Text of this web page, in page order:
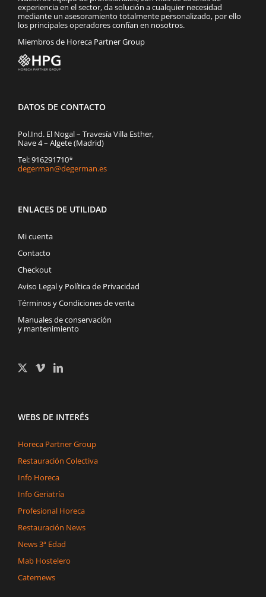
experiencia en el sector, da solución a cualquier necesidad
mediante un asesoramiento totalmente personalizado, por ello
los principales operadores confían en nosotros.
Miembros de Horeca Partner Group
DATOS DE CONTACTO
Pol.Ind. El Nogal – Travesía Villa Esther,
Nave 4 – Algete (Madrid)
Tel: 916291710*
degerman@degerman.es
ENLACES DE UTILIDAD
Mi cuenta
Contacto
Checkout
Aviso Legal y Política de Privacidad
Términos y Condiciones de venta
Manuales de conservación
y mantenimiento
WEBS DE INTERÉS
Horeca Partner Group
Restauración Colectiva
Info Horeca
Info Geriatría
Profesional Horeca
Restauración News
News 3ª Edad
Mab Hostelero
Caternews